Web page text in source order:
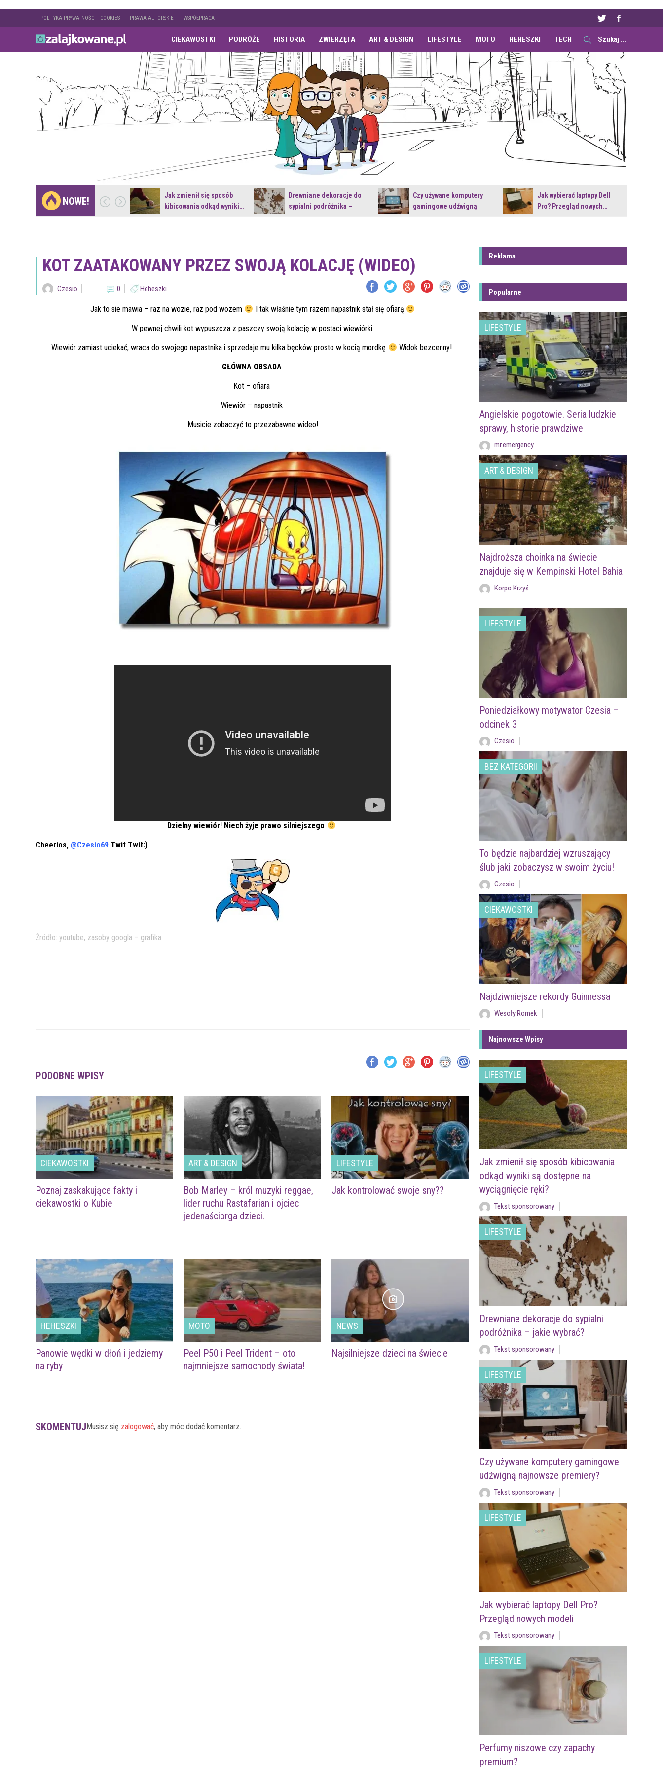
POLITYKA PRYWATNOŚCI I COOKIES PRAWA AUTORSKIE WSPÓŁPRACA
CIEKAWOSTKI PODRÓŻE HISTORIA ZWIERZĘTA ART & DESIGN LIFESTYLE MOTO HEHESZKI TECH
NOWE!
Gdzie pojechać na
weekend z naturą w…
Jak zmienił się sposób
kibicowania odkąd wyniki…
Drewniane dekoracje do
sypialni podróżnika –
Czy używane komputery
gamingowe udźwigną
Jak wybierać laptopy Dell
Pro? Przegląd nowych…
KOT ZAATAKOWANY PRZEZ SWOJĄ KOLACJĘ (WIDEO)
Czesio 0 Heheszki
Jak to sie mawia – raz na wozie, raz pod wozem I tak właśnie tym razem napastnik stał się ofiarą
W pewnej chwili kot wypuszcza z paszczy swoją kolację w postaci wiewiórki.
Wiewiór zamiast uciekać, wraca do swojego napastnika i sprzedaje mu kilka bęcków prosto w kocią mordkę Widok bezcenny!
GŁÓWNA OBSADA
Kot – ofiara
Wiewiór – napastnik
Musicie zobaczyć to przezabawne wideo!
Dzielny wiewiór! Niech żyje prawo silniejszego
Cheerios, @Czesio69 Twit Twit:)
Źródło: youtube, zasoby googla – grafika.
PODOBNE WPISY
CIEKAWOSTKI
Poznaj zaskakujące fakty i
ciekawostki o Kubie
ART & DESIGN
Bob Marley – król muzyki reggae,
lider ruchu Rastafarian i ojciec
jedenaściorga dzieci.
LIFESTYLE
Jak kontrolować swoje sny??
HEHESZKI
Panowie wędki w dłoń i jedziemy
na ryby
MOTO
Peel P50 i Peel Trident – oto
najmniejsze samochody świata!
NEWS
Najsilniejsze dzieci na świecie
SKOMENTUJMusisz się zalogować, aby móc dodać komentarz.
Reklama
Popularne
LIFESTYLE
Angielskie pogotowie. Seria ludzkie
sprawy, historie prawdziwe
mr.emergency
ART & DESIGN
Najdroższa choinka na świecie
znajduje się w Kempinski Hotel Bahia
Korpo Krzyś
LIFESTYLE
Poniedziałkowy motywator Czesia –
odcinek 3
Czesio
BEZ KATEGORII
To będzie najbardziej wzruszający
ślub jaki zobaczysz w swoim życiu!
Czesio
CIEKAWOSTKI
Najdziwniejsze rekordy Guinnessa
Wesoły Romek
Najnowsze Wpisy
LIFESTYLE
Jak zmienił się sposób kibicowania
odkąd wyniki są dostępne na
wyciągnięcie ręki?
Tekst sponsorowany
LIFESTYLE
Drewniane dekoracje do sypialni
podróżnika – jakie wybrać?
Tekst sponsorowany
LIFESTYLE
Czy używane komputery gamingowe
udźwigną najnowsze premiery?
Tekst sponsorowany
LIFESTYLE
Jak wybierać laptopy Dell Pro?
Przegląd nowych modeli
Tekst sponsorowany
LIFESTYLE
Perfumy niszowe czy zapachy
premium?